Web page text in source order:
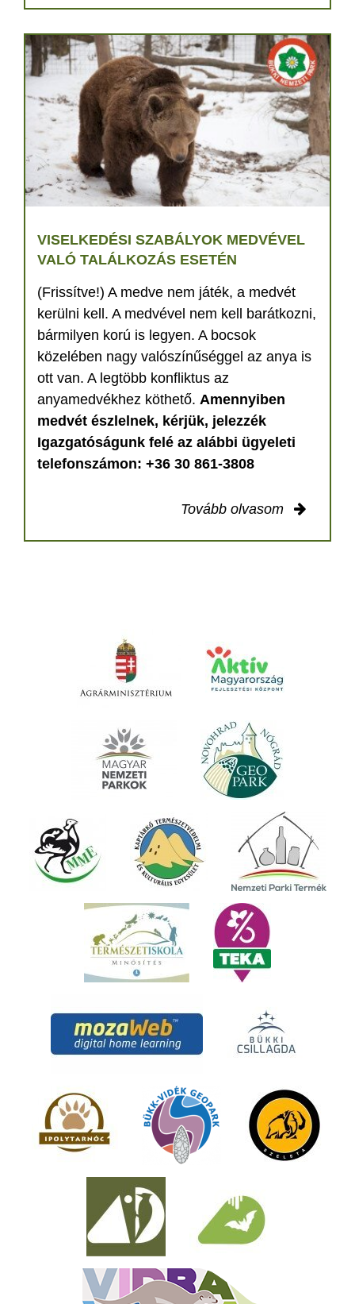
VISELKEDÉSI SZABÁLYOK MEDVÉVEL
VALÓ TALÁLKOZÁS ESETÉN
(Frissítve!) A medve nem játék, a medvét
kerülni kell. A medvével nem kell barátkozni,
bármilyen korú is legyen. A bocsok
közelében nagy valószínűséggel az anya is
ott van. A legtöbb konfliktus az
anyamedvékhez köthető. Amennyiben
medvét észlelnek, kérjük, jelezzék
Igazgatóságunk felé az alábbi ügyeleti
telefonszámon: +36 30 861-3808
Tovább olvasom